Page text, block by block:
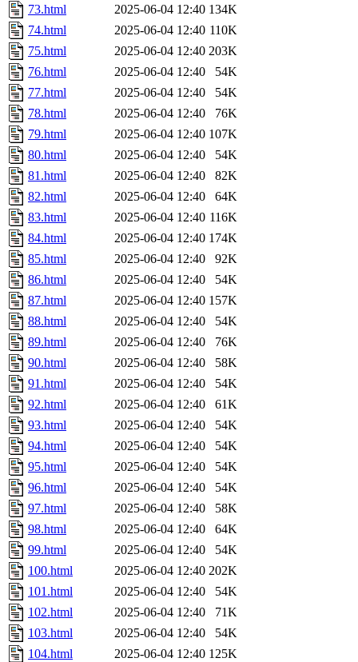
73.html
2025-06-04 12:40 134K
74.html
2025-06-04 12:40 110K
75.html
2025-06-04 12:40 203K
76.html
2025-06-04 12:40
54K
77.html
2025-06-04 12:40
54K
78.html
2025-06-04 12:40
76K
79.html
2025-06-04 12:40 107K
80.html
2025-06-04 12:40
54K
81.html
2025-06-04 12:40
82K
82.html
2025-06-04 12:40
64K
83.html
2025-06-04 12:40 116K
84.html
2025-06-04 12:40 174K
85.html
2025-06-04 12:40
92K
86.html
2025-06-04 12:40
54K
87.html
2025-06-04 12:40 157K
88.html
2025-06-04 12:40
54K
89.html
2025-06-04 12:40
76K
90.html
2025-06-04 12:40
58K
91.html
2025-06-04 12:40
54K
92.html
2025-06-04 12:40
61K
93.html
2025-06-04 12:40
54K
94.html
2025-06-04 12:40
54K
95.html
2025-06-04 12:40
54K
96.html
2025-06-04 12:40
54K
97.html
2025-06-04 12:40
58K
98.html
2025-06-04 12:40
64K
99.html
2025-06-04 12:40
54K
100.html
2025-06-04 12:40 202K
101.html
2025-06-04 12:40
54K
102.html
2025-06-04 12:40
71K
103.html
2025-06-04 12:40
54K
104.html
2025-06-04 12:40 125K